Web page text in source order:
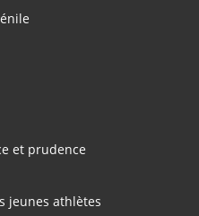
et prudence
jeunes athlètes